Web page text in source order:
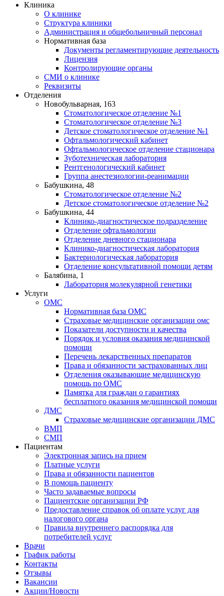
Клиника
О клинике
Структура клиники
Администрация и общебольничный персонал
Нормативная база
Документы регламентирующие деятельность
Лицензия
Контролирующие органы
СМИ о клинике
Реквизиты
Отделения
Новобульварная, 163
Стоматологическое отделение №1
Стоматологическое отделение №3
Детское стоматологическое отделение №1
Офтальмологический кабинет
Офтальмологическое отделение стационара
Зуботехническая лаборатория
Рентгенологический кабинет
Группа анестезиологии-реанимации
Бабушкина, 48
Стоматологическое отделение №2
Детское стоматологическое отделение №2
Бабушкина, 44
Клинико-диагностическое подразделение
Отделение офтальмологии
Отделение дневного стационара
Клинико-диагностическая лаборатория
Бактериологическая лаборатория
Отделение консультативной помощи детям
Балябина, 1
Лаборатория молекулярной генетики
Услуги
ОМС
Нормативная база ОМС
Страховые медицинские организации омс
Показатели доступности и качества
Порядок и условия оказания медицинской
помощи
Перечень лекарственных препаратов
Права и обязанности застрахованных лиц
Отделения оказывающие медицинскую
помощь по ОМС
Памятка для граждан о гарантиях
бесплатного оказания медицинской помощи
ДМС
Страховые медицинские организации ДМС
ВМП
СМП
Пациентам
Электронная запись на прием
Платные услуги
Права и обязанности пациентов
В помощь пациенту
Часто задаваемые вопросы
Пациентские организации РФ
Предоставление справок об оплате услуг для
налогового органа
Правила внутреннего распорядка для
потребителей услуг
Врачи
График работы
Контакты
Отзывы
Вакансии
Акции/Новости